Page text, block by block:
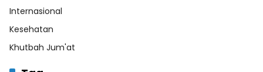
Internasional
Kesehatan
Khutbah Jum'at